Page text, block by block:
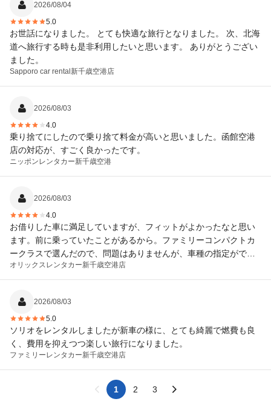
2026/08/04
5.0
お世話になりました。 とても快適な旅行となりました。 次、北海
道へ旅行する時も是非利用したいと思います。 ありがとうござい
ました。
Sapporo car rental 新千歳空港店
2026/08/03
4.0
乗り捨てにしたので乗り捨て料金が高いと思いました。函館空港
店の対応が、すごく良かったです。
ニッポンレンタカー新千歳空港
2026/08/03
4.0
お借りした車に満足していますが、フィットがよかったなと思い
ます。前に乗っていたことがあるから。ファミリーコンパクトカ
ークラスで選んだので、問題はありませんが、車種の指定ができ
たらよかったなと思います。
オリックスレンタカー新千歳空港店
2026/08/03
5.0
ソリオをレンタルしましたが新車の様に、とても綺麗で燃費も良
く、費用を抑えつつ楽しい旅行になりました。
ファミリーレンタカー新千歳空港店
1 2 3